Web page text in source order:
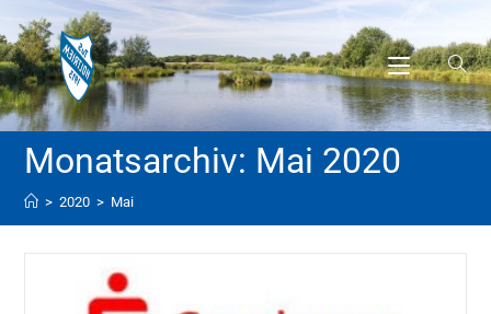
Monatsarchiv: Mai 2020
> 2020 > Mai